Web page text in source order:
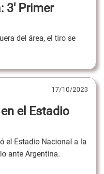
3' Primer
del área, el tiro se
17/10/2023
el Estadio
el Estadio Nacional a la
ante Argentina.